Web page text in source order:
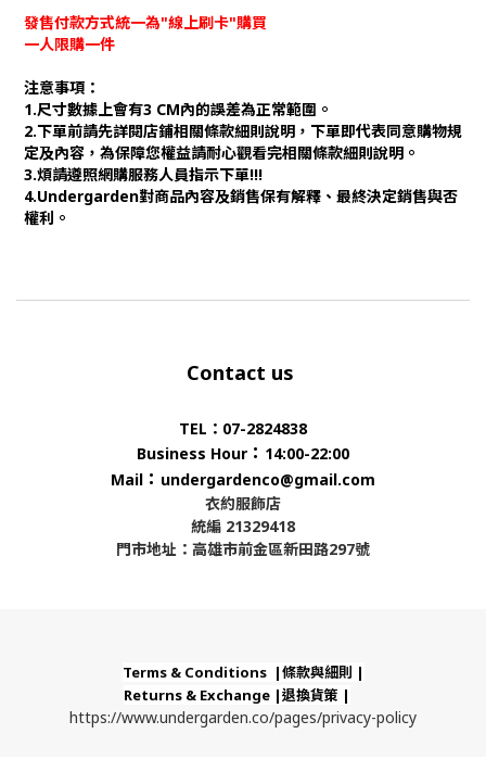
發售付款方式統一為"線上刷卡"購買
一人限購一件
注意事項：
1.尺寸數據上會有3 CM內的誤差為正常範圍。
2.下單前請先詳閱店鋪相關條款細則說明，下單即代表同意購物規
定及內容，為保障您權益請耐心觀看完相關條款細則說明。
3.煩請遵照網購服務人員指示下單!!!
4.Undergarden對商品內容及銷售保有解釋、最終決定銷售與否
權利。
Contact us
TEL：07-2824838
Business Hour ： 14:00-22:00
Mail ： undergardenco@gmail.com
衣約服飾店
統編 21329418
門市地址：高雄市前金區新田路297號
Terms & Conditions |條款與細則 |
Returns & Exchange |退換貨策 |
https://www.undergarden.co/pages/privacy-policy